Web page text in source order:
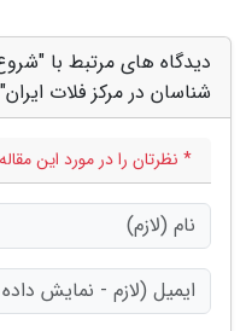
دیدگاه های مرتبط با
شناسان در مرکز فلات ایران"
* نظرتان را در مورد این